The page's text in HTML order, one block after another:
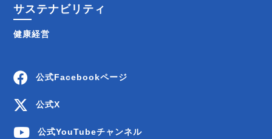
サステナビリティ
健康経営
公式Facebookページ
公式X
公式YouTubeチャンネル